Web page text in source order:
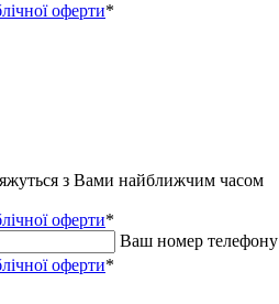
оферти*
з Вами найближчим часом
оферти*
Ваш номер телефону
оферти*